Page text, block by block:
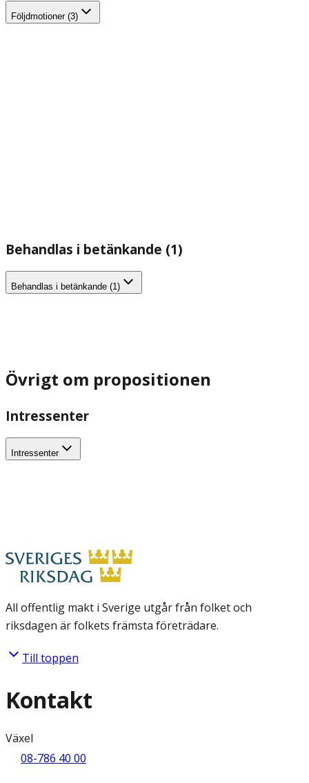
Följdmotioner (3)
Behandlas i betänkande (1)
Behandlas i betänkande (1)
Övrigt om propositionen
Intressenter
Intressenter
All offentlig makt i Sverige utgår från folket och
riksdagen är folkets främsta företrädare.
Till toppen
Kontakt
Växel
08-786 40 00